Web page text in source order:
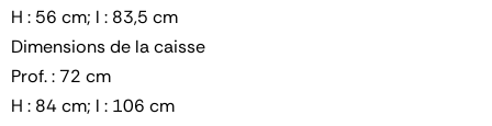
H : 56 cm; l : 83,5 cm
Dimensions de la caisse
Prof. : 72 cm
H : 84 cm; l : 106 cm